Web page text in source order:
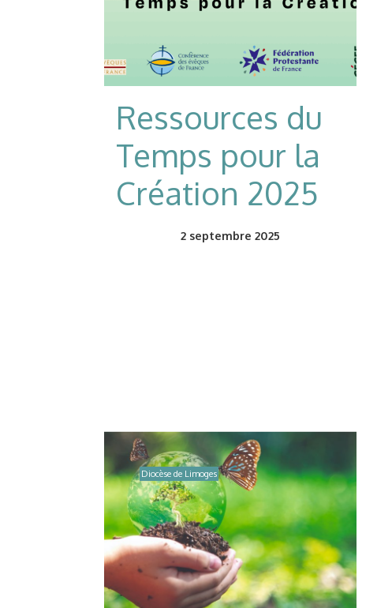
Ressources du
Temps pour la
Création 2025
2 septembre 2025
Diocèse de Limoges